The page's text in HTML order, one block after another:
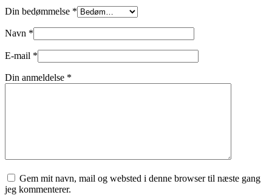
Din bedømmelse *
Navn *
E-mail *
Din anmeldelse *
Gem mit navn, mail og websted i denne browser til næste gang
jeg kommenterer.